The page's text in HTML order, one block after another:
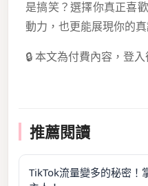
是搞笑？選擇你真正喜
動力，也更能展現你的真
🔒 本文為付費內容，登
推薦閱讀
TikTok流量變多的秘密！